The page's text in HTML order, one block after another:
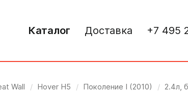
Каталог Доставка +7 495
Wall / Hover H5 / Поколение I (2010) / 2.4л,